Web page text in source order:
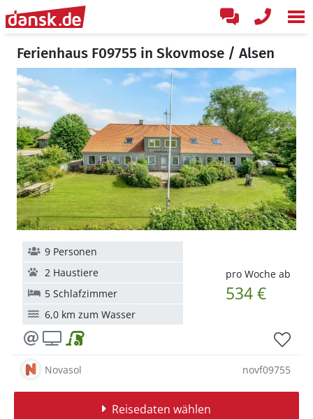
Ferienhaus F09755 in Skovmose / Alsen
pro Woche ab
534 €
9 Personen
2 Haustiere
5 Schlafzimmer
6,0 km zum Wasser
Novasol novf09755
Reisedaten wählen